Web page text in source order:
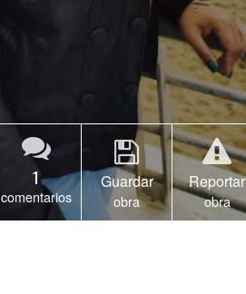
1
comentarios
Guardar
obra
Reportar
obra